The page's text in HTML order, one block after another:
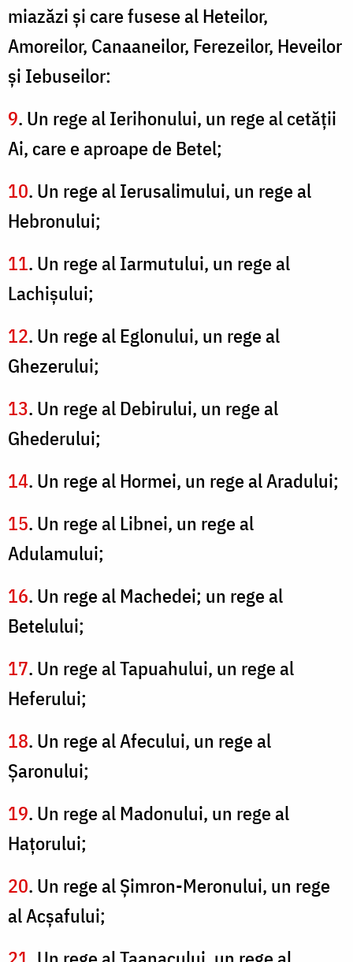
miazăzi şi care fusese al Heteilor,
Amoreilor, Canaaneilor, Ferezeilor, Heveilor
şi Iebuseilor:
9. Un rege al Ierihonului, un rege al cetăţii
Ai, care e aproape de Betel;
10. Un rege al Ierusalimului, un rege al
Hebronului;
11. Un rege al Iarmutului, un rege al
Lachişului;
12. Un rege al Eglonului, un rege al
Ghezerului;
13. Un rege al Debirului, un rege al
Ghederului;
14. Un rege al Hormei, un rege al Aradului;
15. Un rege al Libnei, un rege al
Adulamului;
16. Un rege al Machedei; un rege al
Betelului;
17. Un rege al Tapuahului, un rege al
Heferului;
18. Un rege al Afecului, un rege al
Şaronului;
19. Un rege al Madonului, un rege al
Haţorului;
20. Un rege al Şimron-Meronului, un rege
al Acşafului;